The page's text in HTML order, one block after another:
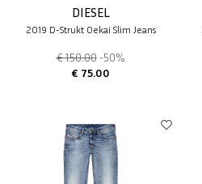
DIESEL
2019 D-Strukt 0ekai Slim Jeans
€ 150.00 -50%
€ 75.00